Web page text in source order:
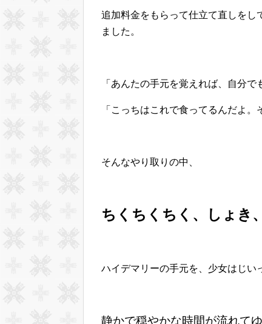
追加料金をもらって仕立て直しをし
ました。
「あんたの手元を覚えれば、自分で
「こっちはこれで食ってるんだよ
そんなやり取りの中、
ちくちくちく、しょき
ハイデマリーの手元を、少女はじい
静かで穏やかな時間が流れてゆ